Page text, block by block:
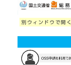
別ウィンドウで開く